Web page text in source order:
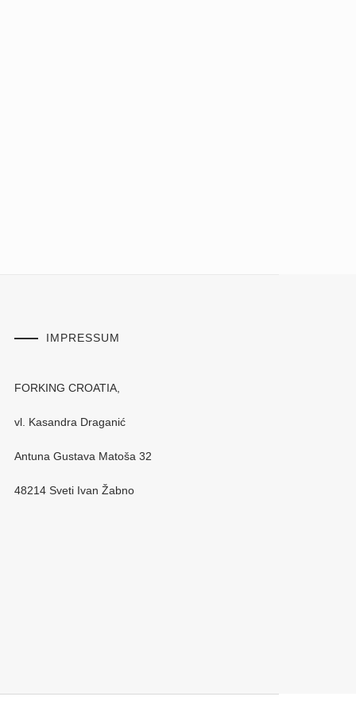
IMPRESSUM
FORKING CROATIA,
vl. Kasandra Draganić
Antuna Gustava Matoša 32
48214 Sveti Ivan Žabno